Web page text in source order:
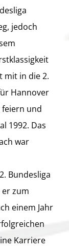
jedoch
mit in die 2.
Hannover
und
1992. Das
war
Bundesliga
er zum
einem Jahr
Karriere